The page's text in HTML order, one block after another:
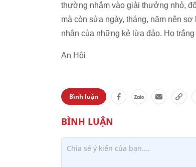
thường nhắm vào giải thưởng nhỏ,
mà còn sửa ngày, tháng, năm nên
nhân của những kẻ lừa đảo. Họ
An Hội
Bình luận